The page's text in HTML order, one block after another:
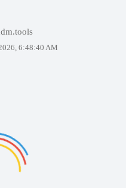
6:48:40 AM